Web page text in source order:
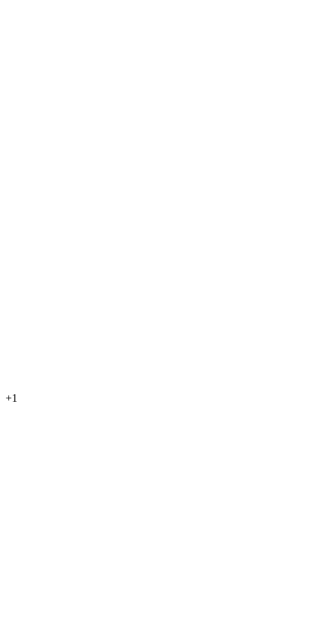
+1